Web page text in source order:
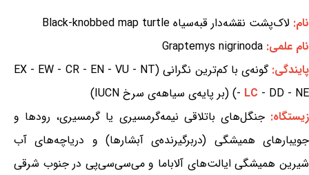
نام: لاک‌پشت نقشه‌دار قبه‌سیاه Black-knobbed map turtle
نام علمی: Graptemys nigrinoda
پایندگی:
گونه‌ی با کم‌ترین نگرانی (EX - EW - CR - EN - VU - NT
- LC - DD - NE) (بر پایه‌ی سیاهه‌ی سرخ IUCN)
زیستگاه:جنگل‌های باتلاقی نیمه‌گرمسیری یا گرمسیری، رودها و
جویبارهای همیشگی (دربرگیرنده‌ی آبشارها) و دریاچه‌های آب
شیرین همیشگی ایالت‌های آلاباما و می‌سی‌سی‌پی در جنوب شرقی